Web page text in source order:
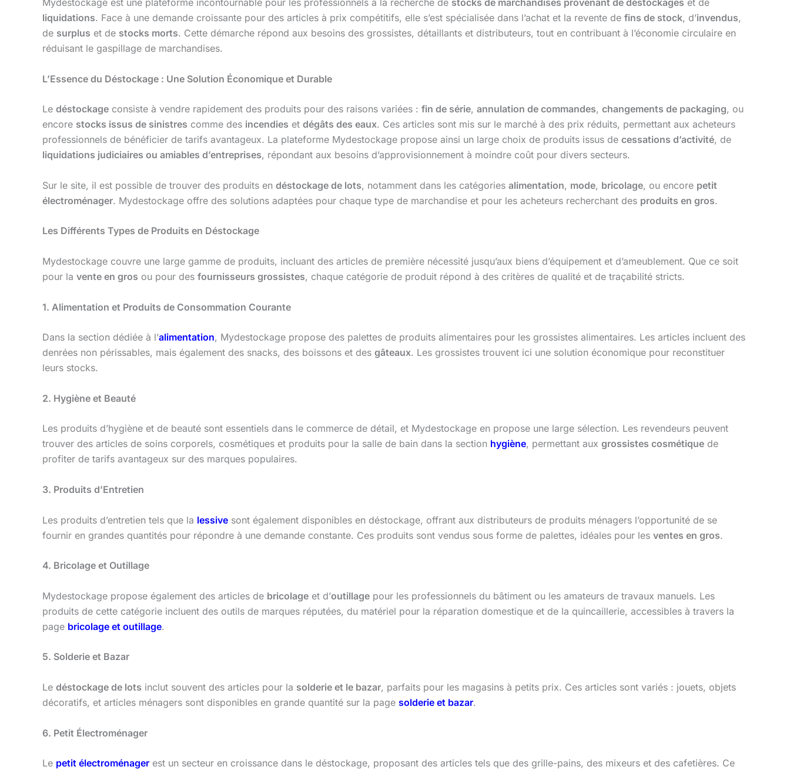
Mydestockage est une plateforme incontournable pour les professionnels à la recherche de stocks de marchandises provenant de déstockages et de
liquidations. Face à une demande croissante pour des articles à prix compétitifs, elle s’est spécialisée dans l’achat et la revente de fins de stock, d’invendus,
de surplus et de stocks morts. Cette démarche répond aux besoins des grossistes, détaillants et distributeurs, tout en contribuant à l’économie circulaire en
réduisant le gaspillage de marchandises.
L’Essence du Déstockage : Une Solution Économique et Durable
Le déstockage consiste à vendre rapidement des produits pour des raisons variées : fin de série, annulation de commandes, changements de packaging, ou
encore stocks issus de sinistres comme des incendies et dégâts des eaux. Ces articles sont mis sur le marché à des prix réduits, permettant aux acheteurs
professionnels de bénéficier de tarifs avantageux. La plateforme Mydestockage propose ainsi un large choix de produits issus de cessations d’activité, de
liquidations judiciaires ou amiables d’entreprises, répondant aux besoins d’approvisionnement à moindre coût pour divers secteurs.
Sur le site, il est possible de trouver des produits en déstockage de lots, notamment dans les catégories alimentation, mode, bricolage, ou encore petit
électroménager. Mydestockage offre des solutions adaptées pour chaque type de marchandise et pour les acheteurs recherchant des produits en gros.
Les Différents Types de Produits en Déstockage
Mydestockage couvre une large gamme de produits, incluant des articles de première nécessité jusqu’aux biens d’équipement et d’ameublement. Que ce soit
pour la vente en gros ou pour des fournisseurs grossistes, chaque catégorie de produit répond à des critères de qualité et de traçabilité stricts.
1. Alimentation et Produits de Consommation Courante
Dans la section dédiée à l’alimentation, Mydestockage propose des palettes de produits alimentaires pour les grossistes alimentaires. Les articles incluent des
denrées non périssables, mais également des snacks, des boissons et des gâteaux. Les grossistes trouvent ici une solution économique pour reconstituer
leurs stocks.
2. Hygiène et Beauté
Les produits d’hygiène et de beauté sont essentiels dans le commerce de détail, et Mydestockage en propose une large sélection. Les revendeurs peuvent
trouver des articles de soins corporels, cosmétiques et produits pour la salle de bain dans la section hygiène, permettant aux grossistes cosmétique de
profiter de tarifs avantageux sur des marques populaires.
3. Produits d’Entretien
Les produits d’entretien tels que la lessive sont également disponibles en déstockage, offrant aux distributeurs de produits ménagers l’opportunité de se
fournir en grandes quantités pour répondre à une demande constante. Ces produits sont vendus sous forme de palettes, idéales pour les ventes en gros.
4. Bricolage et Outillage
Mydestockage propose également des articles de bricolage et d’outillage pour les professionnels du bâtiment ou les amateurs de travaux manuels. Les
produits de cette catégorie incluent des outils de marques réputées, du matériel pour la réparation domestique et de la quincaillerie, accessibles à travers la
page bricolage et outillage.
5. Solderie et Bazar
Le déstockage de lots inclut souvent des articles pour la solderie et le bazar, parfaits pour les magasins à petits prix. Ces articles sont variés : jouets, objets
décoratifs, et articles ménagers sont disponibles en grande quantité sur la page solderie et bazar.
6. Petit Électroménager
Le petit électroménager est un secteur en croissance dans le déstockage, proposant des articles tels que des grille-pains, des mixeurs et des cafetières. Ce